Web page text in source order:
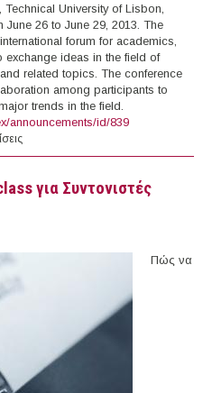
Technical University of Lisbon,
26 to June 29, 2013. The
forum for academics,
exchange ideas in the field of
related topics. The conference
among participants to
trends in the field.
announcements/id/839
- Call for Abstracts - 2nd Conference on
Manufacturing (Λισσαβώνα,
για Συντονιστές
Πώς να